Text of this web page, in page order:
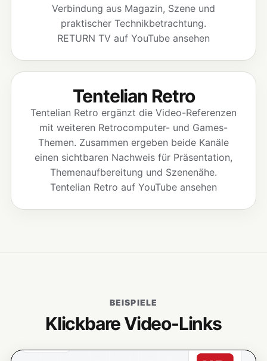
Verbindung aus Magazin, Szene und
praktischer Technikbetrachtung.
RETURN TV auf YouTube ansehen
Tentelian Retro
Tentelian Retro ergänzt die Video-Referenzen
mit weiteren Retrocomputer- und Games-
Themen. Zusammen ergeben beide Kanäle
einen sichtbaren Nachweis für Präsentation,
Themenaufbereitung und Szenenähe.
Tentelian Retro auf YouTube ansehen
BEISPIELE
Klickbare Video-Links